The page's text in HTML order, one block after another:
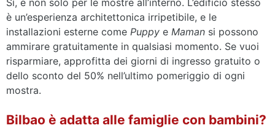
è un’esperienza architettonica irripetibile, e le
installazioni esterne come Puppy e Maman si possono
ammirare gratuitamente in qualsiasi momento. Se vuoi
risparmiare, approfitta dei giorni di ingresso gratuito o
dello sconto del 50% nell’ultimo pomeriggio di ogni
mostra.
Bilbao è adatta alle famiglie con bambini?